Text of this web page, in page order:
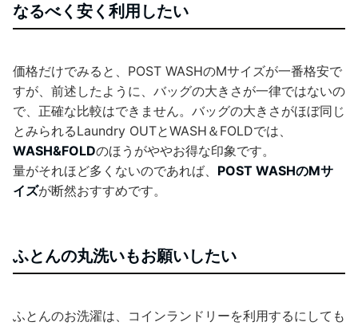
なるべく安く利用したい
価格だけでみると、POST WASHのMサイズが一番格安で
すが、前述したように、バッグの大きさが一律ではないの
で、正確な比較はできません。バッグの大きさがほぼ同じ
とみられるLaundry OUTとWASH＆FOLDでは、
WASH&FOLDのほうがややお得な印象です。
量がそれほど多くないのであれば、 POST WASHのMサ
イズが断然おすすめです。
ふとんの丸洗いもお願いしたい
ふとんのお洗濯は、コインランドリーを利用するにしても